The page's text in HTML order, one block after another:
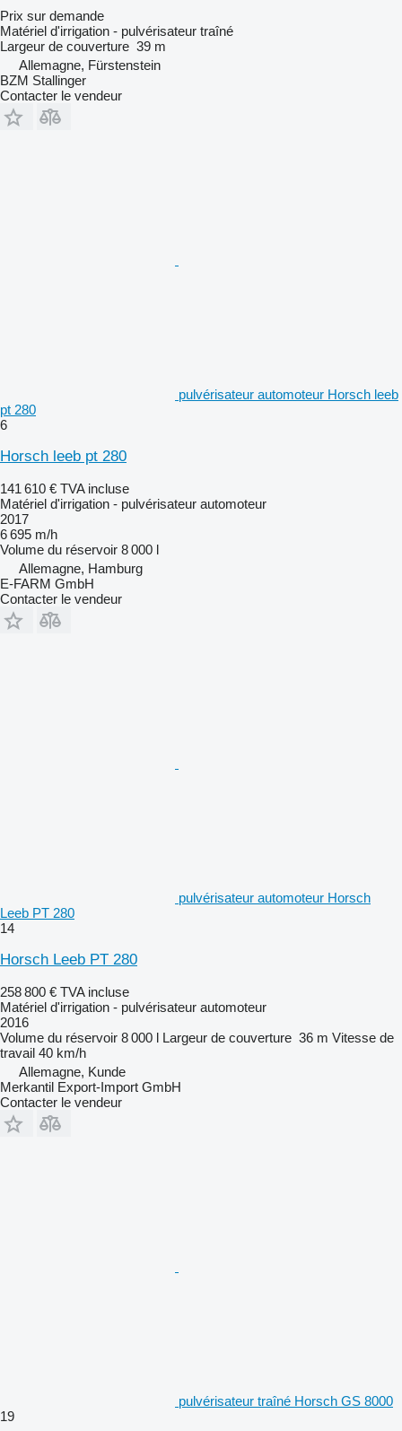
Prix sur demande
Matériel d'irrigation - pulvérisateur traîné
Largeur de couverture 39 m
Allemagne, Fürstenstein
BZM Stallinger
Contacter le vendeur
pulvérisateur automoteur Horsch leeb
pt 280
6
Horsch leeb pt 280
141 610 € TVA incluse
Matériel d'irrigation - pulvérisateur automoteur
2017
6 695 m/h
Volume du réservoir 8 000 l
Allemagne, Hamburg
E-FARM GmbH
Contacter le vendeur
pulvérisateur automoteur Horsch
Leeb PT 280
14
Horsch Leeb PT 280
258 800 € TVA incluse
Matériel d'irrigation - pulvérisateur automoteur
2016
Volume du réservoir 8 000 l Largeur de couverture 36 m Vitesse de
travail 40 km/h
Allemagne, Kunde
Merkantil Export-Import GmbH
Contacter le vendeur
pulvérisateur traîné Horsch GS 8000
19